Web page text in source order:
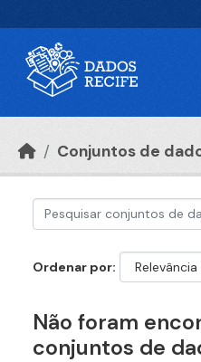
Conjuntos de
Ordenar por
Não foram
conjuntos de